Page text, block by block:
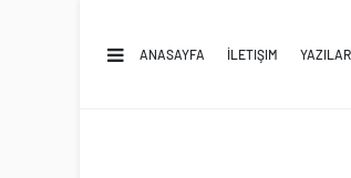
ANASAYFA İLETIŞIM